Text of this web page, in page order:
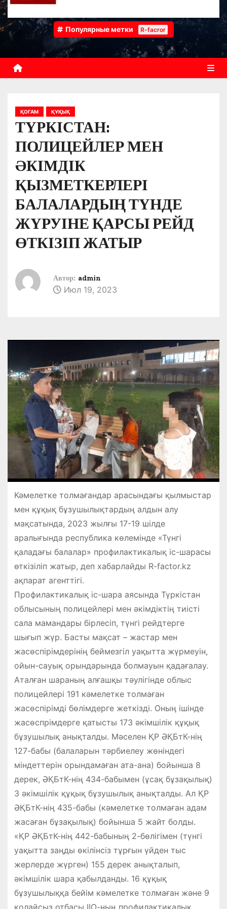
Популярные метки R-facror
ҚОҒАМ ҚҰҚЫҚ
ТҮРКІСТАН:
ПОЛИЦЕЙЛЕР МЕН
ӘКІМДІК
ҚЫЗМЕТКЕРЛЕРІ
БАЛАЛАРДЫҢ ТҮНДЕ
ЖҮРУІНЕ ҚАРСЫ РЕЙД
ӨТКІЗІП ЖАТЫР
Автор: admin
Июл 19, 2023
Кәмелетке толмағандар арасындағы қылмыстар
мен құқық бұзушылықтардың алдын алу
мақсатында, 2023 жылғы 17-19 шілде
аралығында республика көлемінде «Түнгі
қаладағы балалар» профилактикалық іс-шарасы
өткізіліп жатыр, деп хабарлайды R-factor.kz
ақпарат агенттігі.
Профилактикалық іс-шара аясында Түркістан
облысының полицейлері мен әкімдіктің тиісті
сала мамандары бірлесіп, түнгі рейдтерге
шығып жүр. Басты мақсат – жастар мен
жасөспірімдерінің беймезгіл уақытта жүрмеуін,
ойын-сауық орындарында болмауын қадағалау.
Аталған шараның алғашқы тәулігінде облыс
полицейлері 191 кәмелетке толмаған
жасөспірімді бөлімдерге жеткізді. Оның ішінде
жасөспрімдерге қатысты 173 әкімшілік құқық
бұзушылық анықталды. Мәселен ҚР ӘҚБтК-нің
127-бабы (балаларын тәрбиелеу жөніндегі
міндеттерін орындамаған ата-ана) бойынша 8
дерек, ӘҚБтК-нің 434-бабымен (ұсақ бұзақылық)
3 әкімшілік құқық бұзушылық анықталды. Ал ҚР
ӘҚБтК-нің 435-бабы (кәмелетке толмаған адам
жасаған бұзақылық) бойынша 5 жайт болды.
«ҚР ӘҚБтК-нің 442-бабының 2-бөлігімен (түнгі
уақытта заңды өкілінсіз тұрғын үйден тыс
жерлерде жүрген) 155 дерек анықталып,
әкімшілік шара қабылданды. 16 құқық
бұзушылыққа бейім кәмелетке толмаған және 9